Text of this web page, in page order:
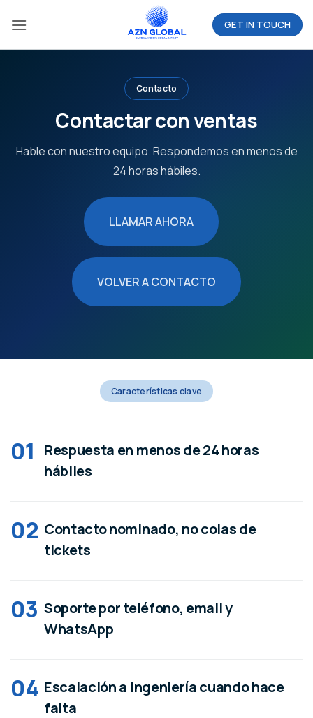
GET IN TOUCH
Contacto
Contactar con ventas
Hable con nuestro equipo. Respondemos en menos de
24 horas hábiles.
LLAMAR AHORA
VOLVER A CONTACTO
Características clave
01
Respuesta en menos de 24 horas
hábiles
02 Contacto nominado, no colas de
tickets
03 Soporte por teléfono, email y
WhatsApp
04 Escalación a ingeniería cuando hace
falta